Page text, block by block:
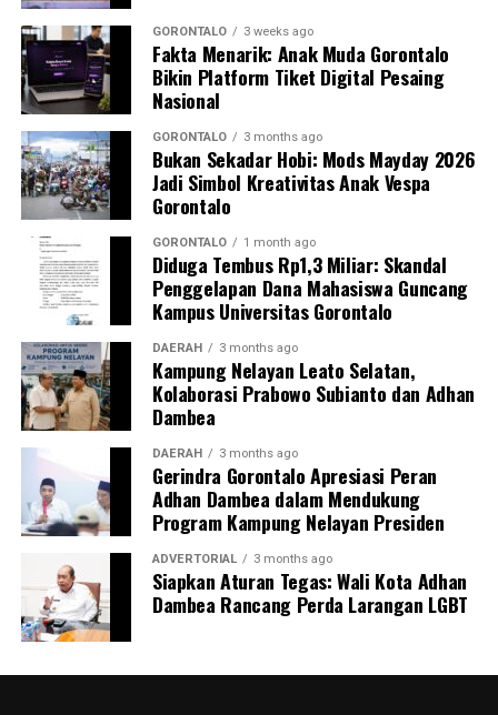
“Penyelamatan jiwa ibu hamil saat bencana tidak bisa
hanya bergantung pada fasilitas kesehatan formal.
Harus ada sistem kesiapsiagaan berbasis masyarakat
yang solid. Kehadiran buku panduan ini memperjelas
alur koordinasi penanganan darurat di lapangan,” ujar
DPL KKN.
Pelatihan berlangsung interaktif lewat simulasi
penanganan awal, diskusi kasus, hingga penyamaan
persepsi peran keluarga dalam pengawasan masa
kehamilan.
InisiatifBUMIL TANGGUHmenjadi wujud nyata
komitmen KKN Profesi Kesehatan UNG 2026 dalam
mengoptimalkan pengawasan kehamilan risiko tinggi.
Melalui sinergi mahasiswa, kader, dan pemerintah desa,
UNG berharap terbangun sistem mitigasi kebencanan
maternal yang tanggap, terintegrasi, dan berkelanjutan.
GORONTALO 3 weeks ago
Fakta Menarik: Anak Muda Gorontalo
Bikin Platform Tiket Digital Pesaing
Nasional
GORONTALO 3 months ago
Bukan Sekadar Hobi: Mods Mayday 2026
Jadi Simbol Kreativitas Anak Vespa
Gorontalo
GORONTALO 1 month ago
Diduga Tembus Rp1,3 Miliar: Skandal
Penggelapan Dana Mahasiswa Guncang
Kampus Universitas Gorontalo
DAERAH 3 months ago
Kampung Nelayan Leato Selatan,
Kolaborasi Prabowo Subianto dan Adhan
Dambea
DAERAH 3 months ago
Gerindra Gorontalo Apresiasi Peran
Adhan Dambea dalam Mendukung
Program Kampung Nelayan Presiden
ADVERTORIAL 3 months ago
Siapkan Aturan Tegas: Wali Kota Adhan
Dambea Rancang Perda Larangan LGBT